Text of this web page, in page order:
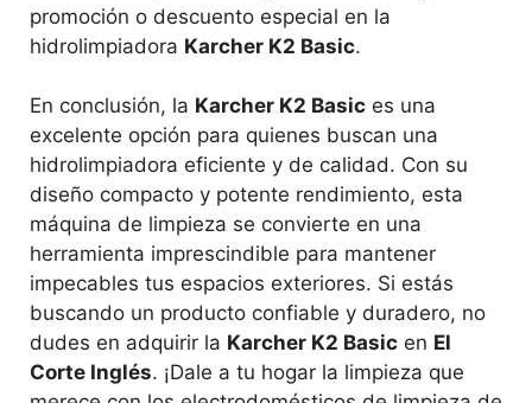
promoción o descuento especial en la
hidrolimpiadora Karcher K2 Basic.
En conclusión, la Karcher K2 Basic es una
excelente opción para quienes buscan una
hidrolimpiadora eficiente y de calidad. Con su
diseño compacto y potente rendimiento, esta
máquina de limpieza se convierte en una
herramienta imprescindible para mantener
impecables tus espacios exteriores. Si estás
buscando un producto confiable y duradero, no
dudes en adquirir la Karcher K2 Basic en El
Corte Inglés. ¡Dale a tu hogar la limpieza que